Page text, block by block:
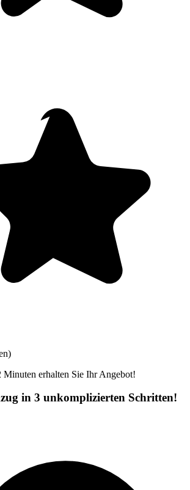
Minuten erhalten Sie Ihr Angebot!
in 3 unkomplizierten Schritten!